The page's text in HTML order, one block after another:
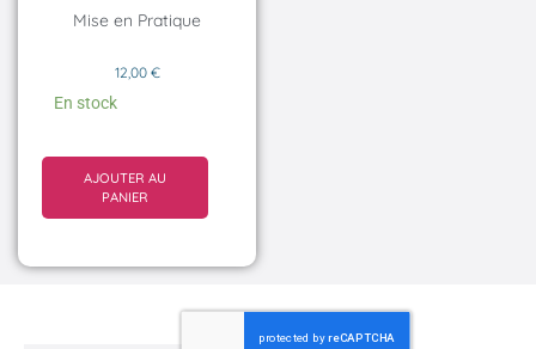
Mise en Pratique
12,00 €
En stock
AJOUTER AU
PANIER